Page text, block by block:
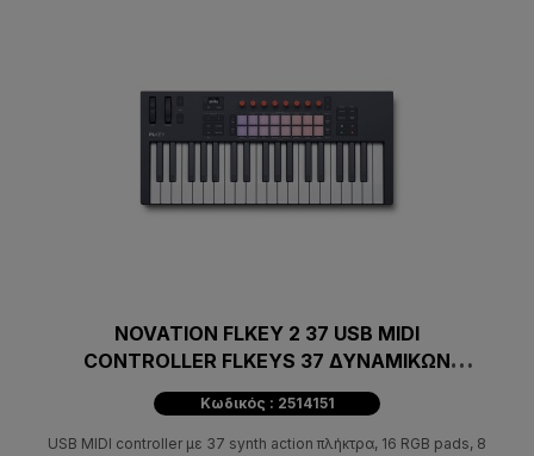
NOVATION FLKEY 2 37 USB MIDI
CONTROLLER FLKEYS 37 ΔΥΝΑΜΙΚΩΝ
ΠΛΗΚΤΡΩΝ
Κωδικός : 2514151
USB MIDI controller με 37 synth action πλήκτρα, 16 RGB pads, 8